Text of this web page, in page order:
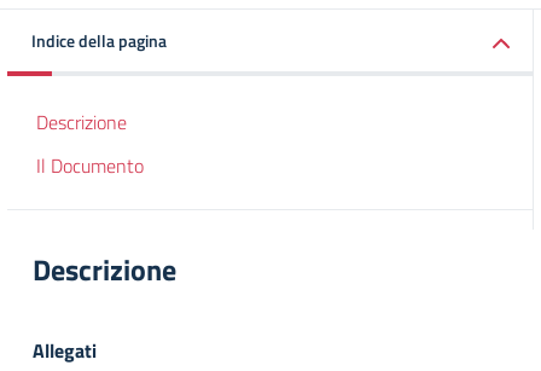
Indice della pagina
Descrizione
Il Documento
Descrizione
Allegati